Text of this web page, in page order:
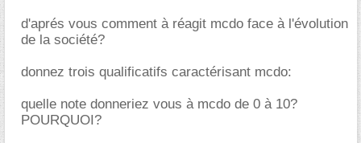
d'aprés vous comment à réagit mcdo face à l'évolution
de la société?
donnez trois qualificatifs caractérisant mcdo:
quelle note donneriez vous à mcdo de 0 à 10?
POURQUOI?